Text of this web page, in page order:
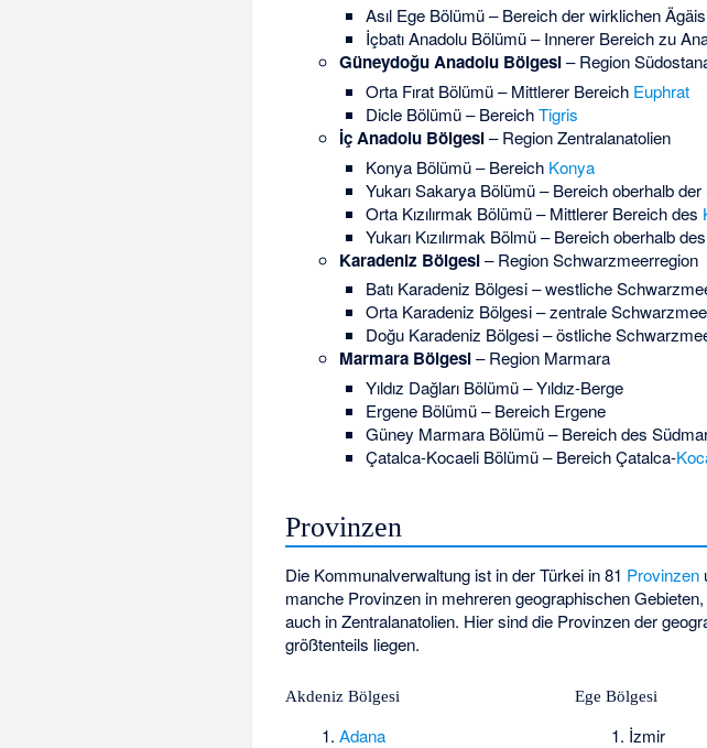
Asıl Ege Bölümü – Bereich der wirklichen Ägäis
İçbatı Anadolu Bölümü – Innerer Bereich zu
Güneydoğu Anadolu Bölgesi– Region
Orta Fırat Bölümü – Mittlerer Bereich Euphrat
Dicle Bölümü – BereichTigris
İç Anadolu Bölgesi– Region Zentralanatolien
Konya Bölümü – Bereich Konya
Yukarı Sakarya Bölümü – Bereich oberhalb der
Orta Kızılırmak Bölümü – Mittlerer Bereich des
Yukarı Kızılırmak Bölmü – Bereich oberhalb des
Karadeniz Bölgesi– Region Schwarzmeerregion
Batı Karadeniz Bölgesi – westliche
Orta Karadeniz Bölgesi – zentrale
Doğu Karadeniz Bölgesi – östliche
Marmara Bölgesi– Region Marmara
Yıldız Dağları Bölümü – Yıldız-Berge
Ergene Bölümü – Bereich Ergene
Güney Marmara Bölümü – Bereich des
Çatalca-Kocaeli Bölümü – Bereich Çatalca-
Provinzen
Die Kommunalverwaltung ist in der Türkei in 81 Provinzen
manche Provinzen in mehreren geographischen
auch in Zentralanatolien. Hier sind die Provinzen der
größtenteils liegen.
Akdeniz Bölgesi
Adana
Ege Bölgesi
İzmir